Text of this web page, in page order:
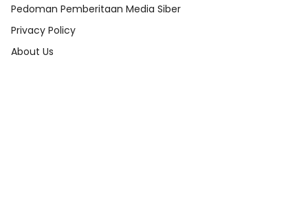
Pedoman Pemberitaan Media Siber
Privacy Policy
About Us